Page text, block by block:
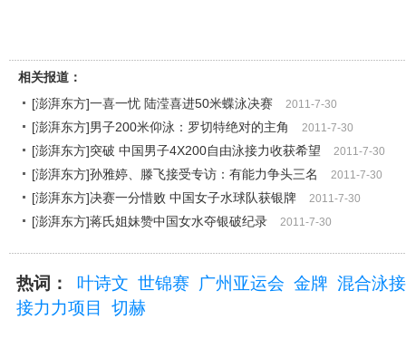
相关报道：
[澎湃东方]一喜一忧 陆滢喜进50米蝶泳决赛
2011-7-30
[澎湃东方]男子200米仰泳：罗切特绝对的主角 2011-7-30
[澎湃东方]突破 中国男子4X200自由泳接力收获希望 2011-7-30
[澎湃东方]孙雅婷、滕飞接受专访：有能力争头三名 2011-7-30
[澎湃东方]决赛一分惜败 中国女子水球队获银牌 2011-7-30
[澎湃东方]蒋氏姐妹赞中国女水夺银破纪录 2011-7-30
热词： 叶诗文 世锦赛 广州亚运会 金牌 混合泳
接力力项目
切赫